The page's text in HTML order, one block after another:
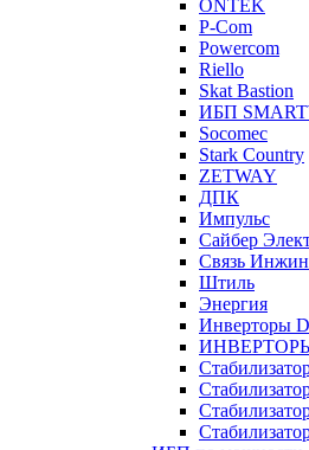
ONTEK
P-Com
Powercom
Riello
Skat Bastion
ИБП
Socomec
Stark Country
ZETWAY
ДПК
Импульс
Сайбер
Связь
Штиль
Энергия
Инверторы